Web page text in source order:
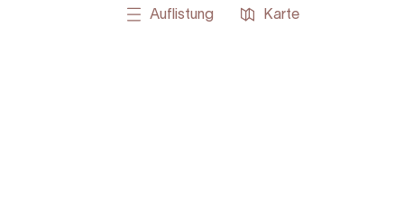
Auflistung Karte